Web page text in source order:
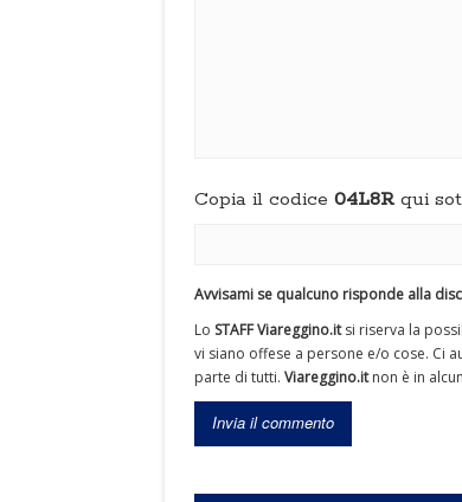
Copia il codice 04L8R qui
Avvisami se qualcuno risponde alla
Lo STAFF Viareggino.itsi riserva la
vi siano offese a persone e/o cose. Ci
parte di tutti. Viareggino.itnon è in